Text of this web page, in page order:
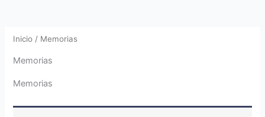
Inicio / Memorias
Memorias
Memorias